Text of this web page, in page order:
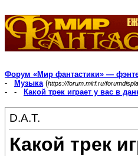
Форум «Мир фантастики» —
-
Музыка(https://forum.mirf.ru/
- -
Какой трек играет у вас в
D.A.T.
Какой трек